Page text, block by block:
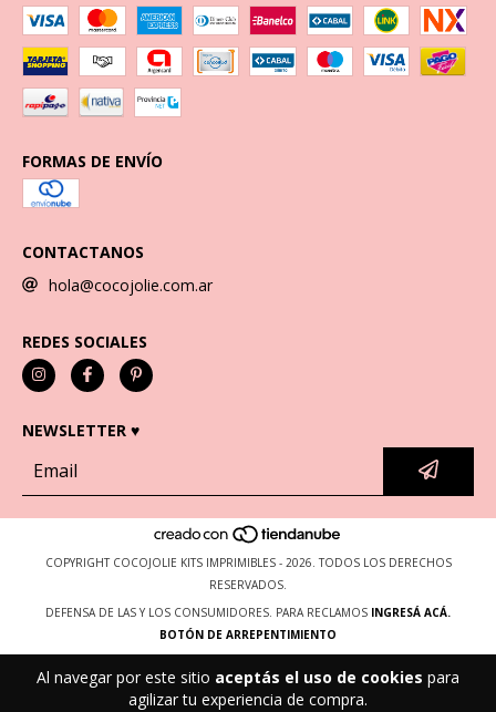
Al navegar por este sitio aceptás el uso de cookies para
agilizar tu experiencia de compra.
FORMAS DE ENVÍO
CONTACTANOS
hola@cocojolie.com.ar
REDES SOCIALES
NEWSLETTER ♥
COPYRIGHT COCOJOLIE KITS IMPRIMIBLES - 2026. TODOS LOS DERECHOS
RESERVADOS.
DEFENSA DE LAS Y LOS CONSUMIDORES. PARA RECLAMOS INGRESÁ ACÁ.
BOTÓN DE ARREPENTIMIENTO